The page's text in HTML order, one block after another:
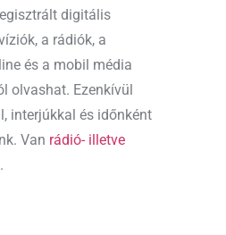
digitális
a rádiók, a
és a mobil média
olvashat. Ezenkívül
interjúkkal és időnként
Van rádió- illetve